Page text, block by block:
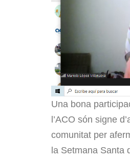
Una bona
l’ACO són signe
comunitat per
la Setmana Santa